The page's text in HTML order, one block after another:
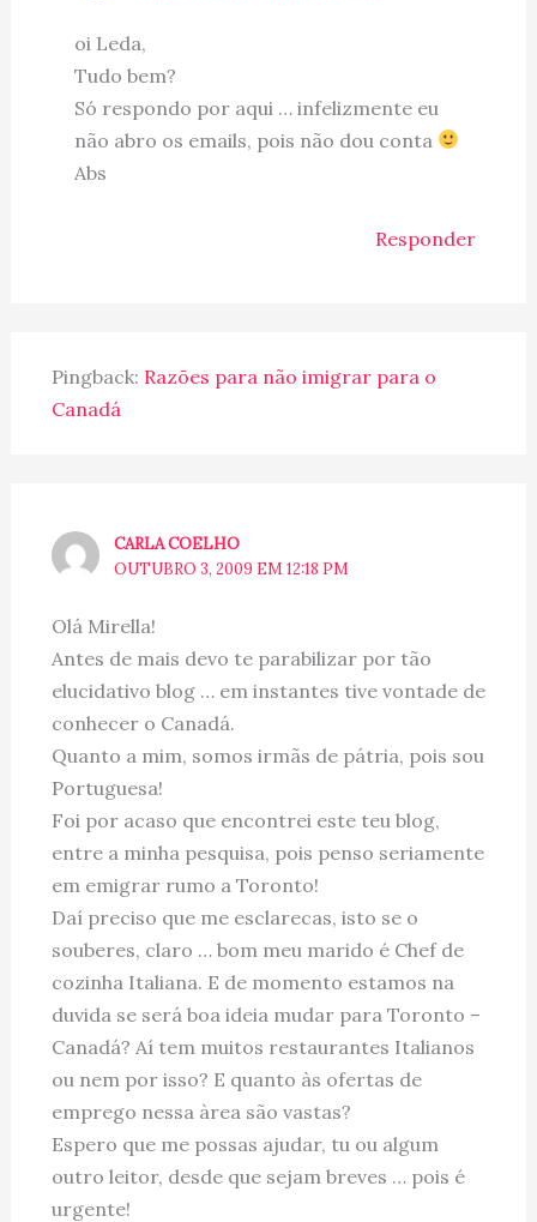
oi Leda,
Tudo bem?
Só respondo por aqui … infelizmente eu
não abro os emails, pois não dou conta
Abs
Responder
Pingback: Razões para não imigrar para o
Canadá
CARLA COELHO
OUTUBRO 3, 2009 EM 12:18 PM
Olá Mirella!
Antes de mais devo te parabilizar por tão
elucidativo blog … em instantes tive vontade de
conhecer o Canadá.
Quanto a mim, somos irmãs de pátria, pois sou
Portuguesa!
Foi por acaso que encontrei este teu blog,
entre a minha pesquisa, pois penso seriamente
em emigrar rumo a Toronto!
Daí preciso que me esclarecas, isto se o
souberes, claro … bom meu marido é Chef de
cozinha Italiana. E de momento estamos na
duvida se será boa ideia mudar para Toronto –
Canadá? Aí tem muitos restaurantes Italianos
ou nem por isso? E quanto às ofertas de
emprego nessa àrea são vastas?
Espero que me possas ajudar, tu ou algum
outro leitor, desde que sejam breves … pois é
urgente!